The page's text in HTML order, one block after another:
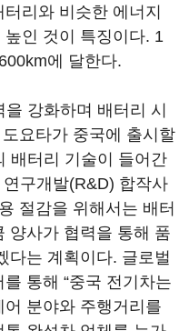
리와 비슷한 에너지
인 것이 특징이다. 1
에 달한다.
강화하며 배터리 시
요타가 중국에 출시할
배터리 기술이 들어간
구개발(R&D) 합작사
절감을 위해서는 배터
양사가 협력을 통해 품
다는 계획이다. 글로벌
통해 “중국 전기차는
분야와 주행거리를